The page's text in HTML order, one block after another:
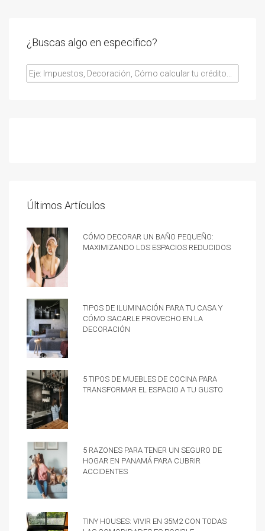
¿Buscas algo en especifico?
Últimos Artículos
Cómo decorar un baño pequeño:
Maximizando los espacios reducidos
Tipos de iluminación para tu casa y
cómo sacarle provecho en la
decoración
5 tipos de muebles de cocina para
transformar el espacio a tu gusto
5 razones para tener un Seguro de
hogar en Panamá para cubrir
accidentes
Tiny Houses: vivir en 35m2 con todas